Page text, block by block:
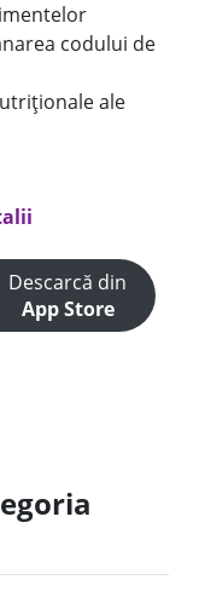
codului de
ale
Descarcă din
App Store